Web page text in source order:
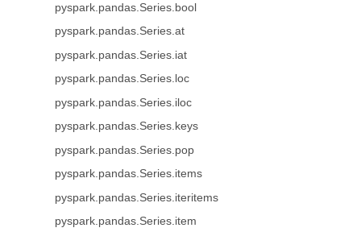
pyspark.pandas.Series.bool
pyspark.pandas.Series.at
pyspark.pandas.Series.iat
pyspark.pandas.Series.loc
pyspark.pandas.Series.iloc
pyspark.pandas.Series.keys
pyspark.pandas.Series.pop
pyspark.pandas.Series.items
pyspark.pandas.Series.iteritems
pyspark.pandas.Series.item